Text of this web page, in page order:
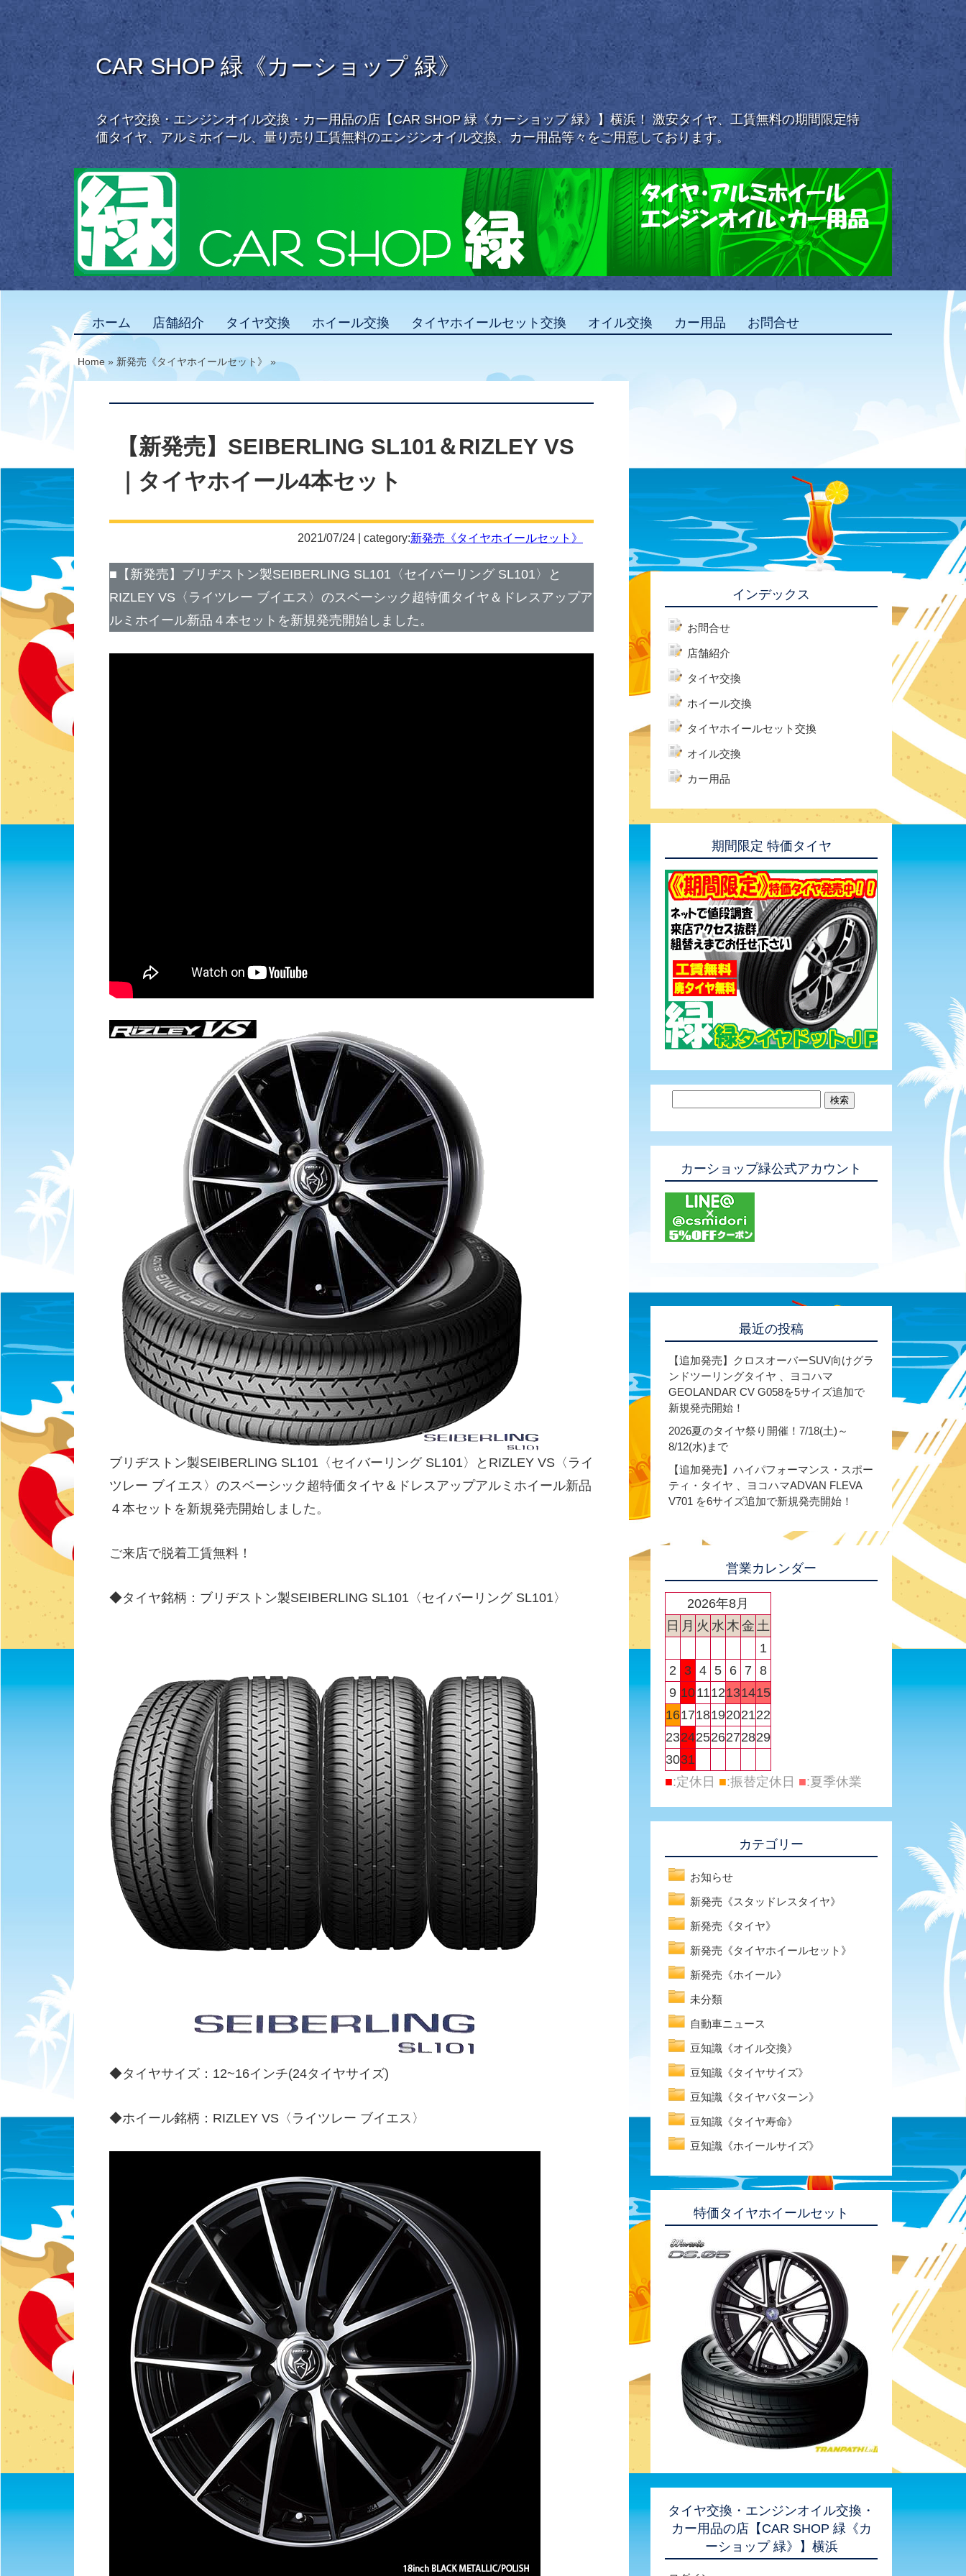
CAR SHOP 緑《カーショップ 緑》
タイヤ交換・エンジンオイル交換・カー用品の店【CAR SHOP 緑《カーショップ 緑》】横浜！ 激安タイヤ、工賃無料の期間限定特
価タイヤ、アルミホイール、量り売り工賃無料のエンジンオイル交換、カー用品等々をご用意しております。
ホーム 店舗紹介 タイヤ交換 ホイール交換 タイヤホイールセット交換 オイル交換 カー用品 お問合せ
Home » 新発売《タイヤホイールセット》 »
【新発売】SEIBERLING SL101＆RIZLEY VS
｜タイヤホイール4本セット
2021/07/24 | category:新発売《タイヤホイールセット》
■【新発売】ブリヂストン製SEIBERLING SL101〈セイバーリング SL101〉と
RIZLEY VS〈ライツレー ブイエス〉のスベーシック超特価タイヤ＆ドレスアップア
ルミホイール新品４本セットを新規発売開始しました。
ブリヂストン製SEIBERLING SL101〈セイバーリング SL101〉とRIZLEY VS〈ライ
ツレー ブイエス〉のスベーシック超特価タイヤ＆ドレスアップアルミホイール新品
４本セットを新規発売開始しました。
ご来店で脱着工賃無料！
◆タイヤ銘柄：ブリヂストン製SEIBERLING SL101〈セイバーリング SL101〉
◆タイヤサイズ：12~16インチ(24タイヤサイズ)
◆ホイール銘柄：RIZLEY VS〈ライツレー ブイエス〉
インデックス
お問合せ
店舗紹介
タイヤ交換
ホイール交換
タイヤホイールセット交換
オイル交換
カー用品
期間限定 特価タイヤ
カーショップ緑公式アカウント
最近の投稿
【追加発売】クロスオーバーSUV向けグラ
ンドツーリングタイヤ 、ヨコハマ
GEOLANDAR CV G058を5サイズ追加で
新規発売開始！
2026夏のタイヤ祭り開催！7/18(土)～
8/12(水)まで
【追加発売】ハイパフォーマンス・スポー
ティ・タイヤ 、ヨコハマADVAN FLEVA
V701 を6サイズ追加で新規発売開始！
営業カレンダー
2026年8月
日 月 火 水 木 金 土
1
2
3 4 5 6 7 8
9 101112131415
16171819202122
23242526272829
3031
■:定休日 ■:振替定休日 ■:夏季休業
カテゴリー
お知らせ
新発売《スタッドレスタイヤ》
新発売《タイヤ》
新発売《タイヤホイールセット》
新発売《ホイール》
未分類
自動車ニュース
豆知識《オイル交換》
豆知識《タイヤサイズ》
豆知識《タイヤパターン》
豆知識《タイヤ寿命》
豆知識《ホイールサイズ》
特価タイヤホイールセット
タイヤ交換・エンジンオイル交換・
カー用品の店【CAR SHOP 緑《カ
ーショップ 緑》】横浜